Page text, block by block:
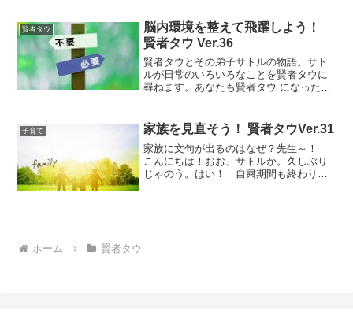
か。すっかりご無沙汰しています。忙し
いことはいいことじゃ!...
賢者タウ
脳内環境を整えて飛躍しよう！
賢者タウ Ver.36
賢者タウとその弟子サトルの物語。サト
ルが日常のいろいろなことを賢者タウに
尋ねます。あなたも賢者タウ になったつ
「断捨離」にはまっていまして、毎日、
大量のモノを捨ててい...
子育て 家族を見直そう！ 賢者タウVer.31
家族に文句が出るのはなぜ？先生～！
こんにちは！おお、サトルか。久しぶり
じゃのう。はい！ 自粛期間も終わり、
ホーム 賢者タウ